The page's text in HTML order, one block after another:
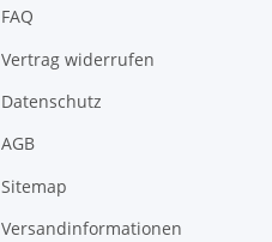
FAQ
Vertrag widerrufen
Datenschutz
AGB
Sitemap
Versandinformationen